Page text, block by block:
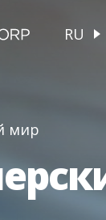
RU
мир